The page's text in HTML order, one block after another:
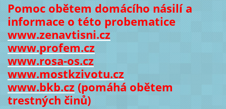
Pomoc obětem domácího násilí a
informace o této probematice
www.zenavtisni.cz
www.profem.cz
www.rosa-os.cz
www.mostkzivotu.cz
www.bkb.cz(pomáhá obětem
trestných činů)